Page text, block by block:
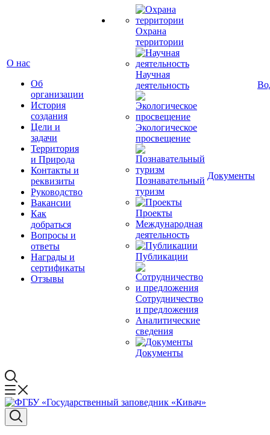
О нас
Об
организации
История
создания
Цели и
задачи
Территория
и Природа
Контакты и
реквизиты
Руководство
Вакансии
Как
добраться
Вопросы и
ответы
Награды и
сертификаты
Отзывы
Охрана
территории
Научная
деятельность
Экологическое
просвещение
Познавательный
туризм
Проекты
Международная
деятельность
Публикации
Сотрудничество
и предложения
Аналитические
сведения
Документы
Документы